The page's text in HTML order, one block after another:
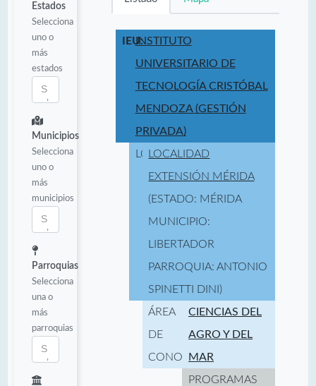
Estados
Selecciona
uno o
más
estados
Municipios
Selecciona
uno o
más
municipios
Parroquias
Selecciona
una o
más
parroquias
IEU:INSTITUTO
UNIVERSITARIO DE
TECNOLOGÍA CRISTÓBAL
MENDOZA (GESTIÓN
PRIVADA)
LOCALIDAD:
LOCALIDAD
EXTENSIÓN MÉRIDA
(ESTADO: MÉRIDA
MUNICIPIO:
LIBERTADOR
PARROQUIA: ANTONIO
SPINETTI DINI)
ÁREA
DE
CONOCIMIENTO:
CIENCIAS DEL
AGRO Y DEL
MAR
PROGRAMAS